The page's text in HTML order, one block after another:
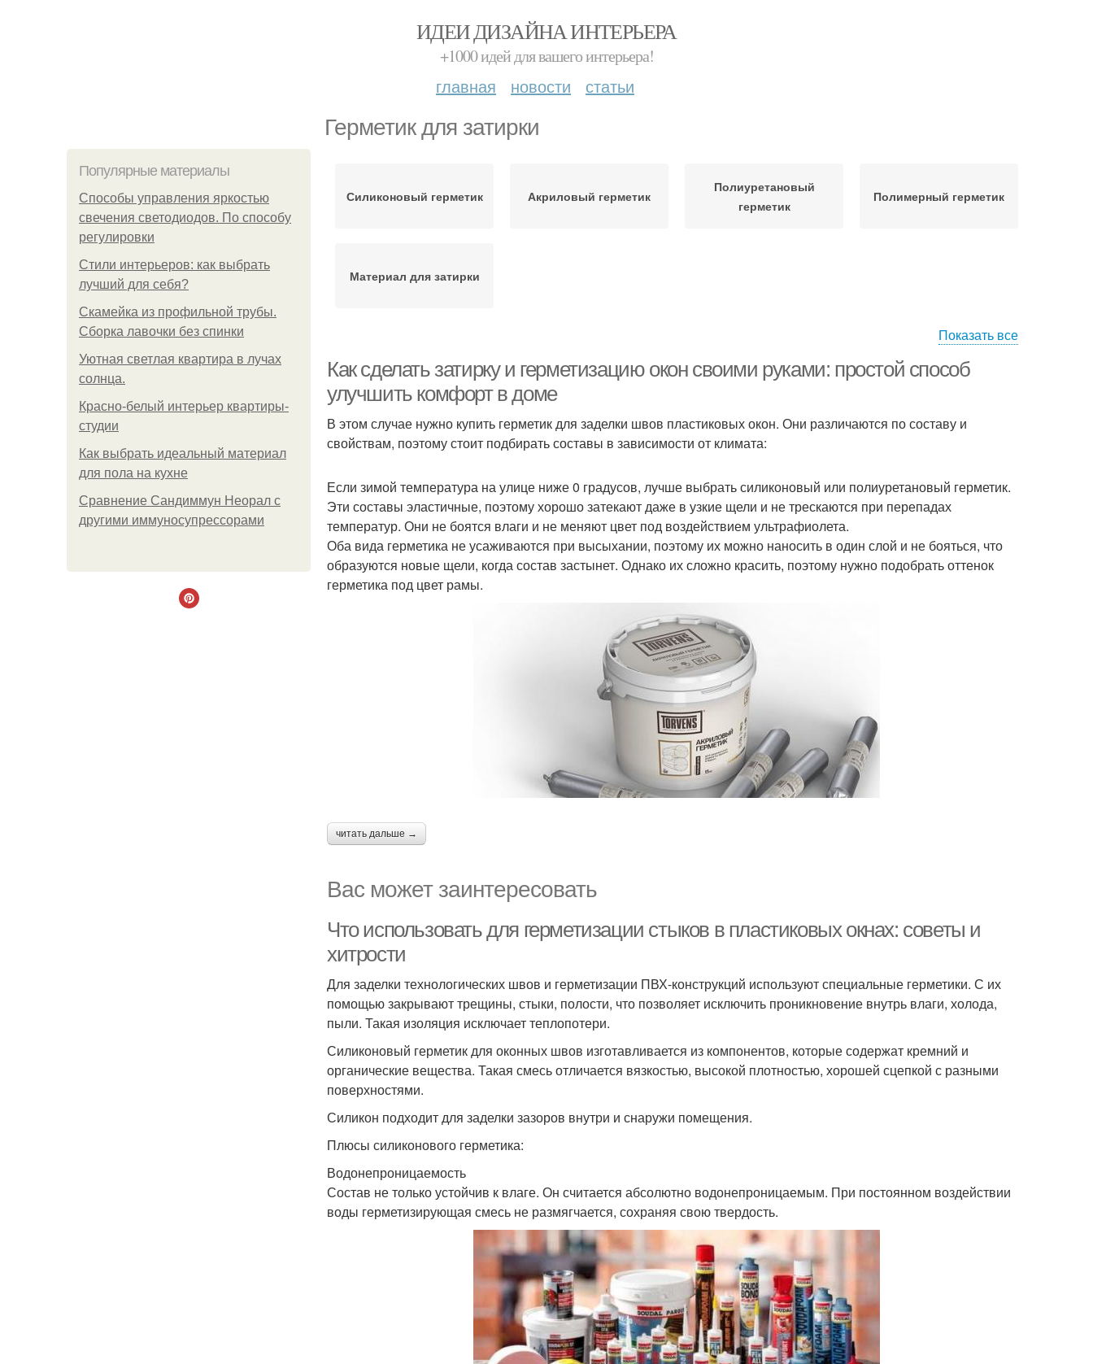
ИДЕИ ДИЗАЙНА ИНТЕРЬЕРА
+1000 идей для вашего интерьера!
главная новости статьи
Герметик для затирки
Популярные материалы
Способы управления яркостью
свечения светодиодов. По способу
регулировки
Стили интерьеров: как выбрать
лучший для себя?
Скамейка из профильной трубы.
Сборка лавочки без спинки
Уютная светлая квартира в лучах
солнца.
Красно-белый интерьер квартиры-
студии
Как выбрать идеальный материал
для пола на кухне
Сравнение Сандиммун Неорал с
другими иммуносупрессорами
Силиконовый герметик Акриловый герметик
Полиуретановый
герметик
Полимерный герметик
Материал для затирки
Показать все
Как сделать затирку и герметизацию окон своими руками: простой способ
улучшить комфорт в доме
В этом случае нужно купить герметик для заделки швов пластиковых окон. Они различаются по составу и
свойствам, поэтому стоит подбирать составы в зависимости от климата:
Если зимой температура на улице ниже 0 градусов, лучше выбрать силиконовый или полиуретановый герметик.
Эти составы эластичные, поэтому хорошо затекают даже в узкие щели и не трескаются при перепадах
температур. Они не боятся влаги и не меняют цвет под воздействием ультрафиолета.
Оба вида герметика не усаживаются при высыхании, поэтому их можно наносить в один слой и не бояться, что
образуются новые щели, когда состав застынет. Однако их сложно красить, поэтому нужно подобрать оттенок
герметика под цвет рамы.
читать дальше →
Вас может заинтересовать
Что использовать для герметизации стыков в пластиковых окнах: советы и
хитрости
Для заделки технологических швов и герметизации ПВХ-конструкций используют специальные герметики. С их
помощью закрывают трещины, стыки, полости, что позволяет исключить проникновение внутрь влаги, холода,
пыли. Такая изоляция исключает теплопотери.
Силиконовый герметик для оконных швов изготавливается из компонентов, которые содержат кремний и
органические вещества. Такая смесь отличается вязкостью, высокой плотностью, хорошей сцепкой с разными
поверхностями.
Силикон подходит для заделки зазоров внутри и снаружи помещения.
Плюсы силиконового герметика:
Водонепроницаемость
Состав не только устойчив к влаге. Он считается абсолютно водонепроницаемым. При постоянном воздействии
воды герметизирующая смесь не размягчается, сохраняя свою твердость.